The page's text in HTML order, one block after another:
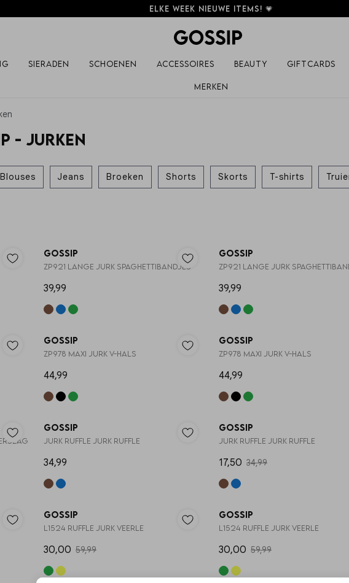
Elke week nieuwe items! 💗
Sieraden Schoenen Accessoires Beauty Giftcards
Merken
- Jurken
Blouses Jeans Broeken Shorts Skorts T-shirts
Gossip
ZP921 LANGE JURK SPAGHETTIBANDJES
39,99
Gossip
ZP921 LANGE JURK
39,99
Gossip
ZP978 MAXI JURK V-HALS
44,99
Gossip
ZP978 MAXI JURK V-HALS
44,99
Gossip
JURK RUFFLE JURK RUFFLE
34,99
Gossip
JURK RUFFLE JURK RUFFLE
17,50 34,99
Gossip
L1524 RUFFLE JURK VEERLE
30,00 59,99
Gossip
L1524 RUFFLE JURK VEERLE
30,00 59,99
50%